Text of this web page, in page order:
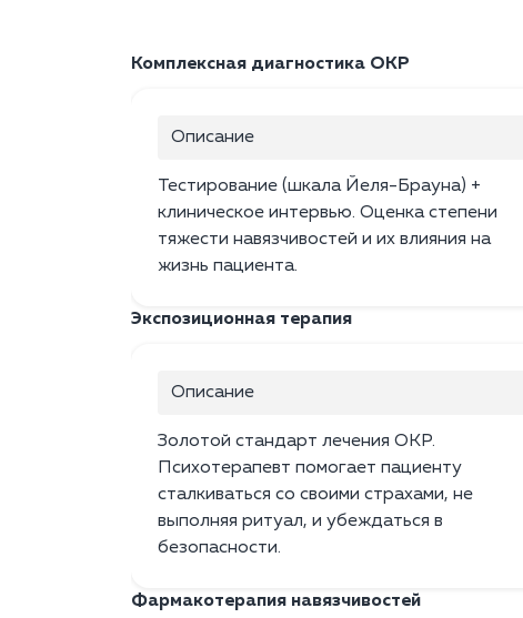
Комплексная диагностика ОКР
Описание
Тестирование (шкала Йеля-Брауна) +
клиническое интервью. Оценка степени
тяжести навязчивостей и их влияния на
жизнь пациента.
Экспозиционная терапия
Описание
Золотой стандарт лечения ОКР.
Психотерапевт помогает пациенту
сталкиваться со своими страхами, не
выполняя ритуал, и убеждаться в
безопасности.
Фармакотерапия навязчивостей